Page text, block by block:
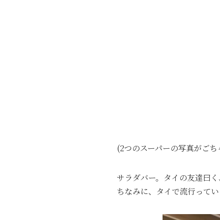
(2つのスーパーの写真がご
サラダバー。タイの友達曰
ちなみに、タイで流行ってい